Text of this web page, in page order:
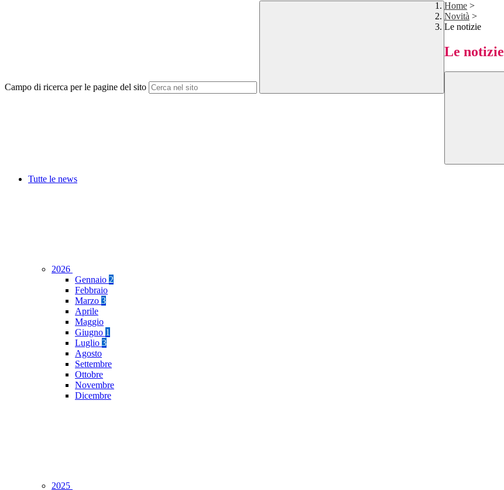
Campo di ricerca per le pagine del sito
Home >
Novità >
Le notizie
Le notizie
Tutte le news
2026
Gennaio 2
Febbraio
Marzo 3
Aprile
Maggio
Giugno 1
Luglio 3
Agosto
Settembre
Ottobre
Novembre
Dicembre
2025